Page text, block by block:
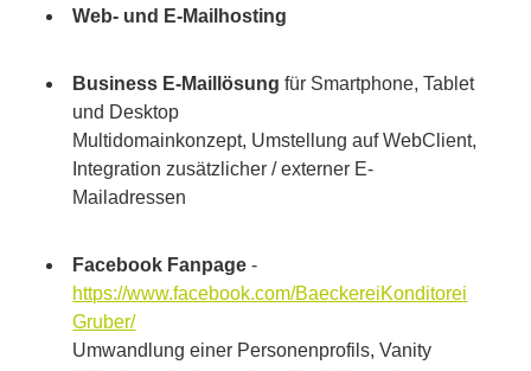
Web- und E-Mailhosting
Business E-Maillösung für Smartphone, Tablet
und Desktop
Multidomainkonzept, Umstellung auf WebClient,
Integration zusätzlicher / externer E-
Mailadressen
Facebook Fanpage -
https://www.facebook.com/BaeckereiKonditorei
Gruber/
Umwandlung einer Personenprofils, Vanity